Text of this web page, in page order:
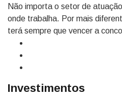
Não importa o setor de
onde trabalha. Por mais
terá sempre que vencer a
Investimentos